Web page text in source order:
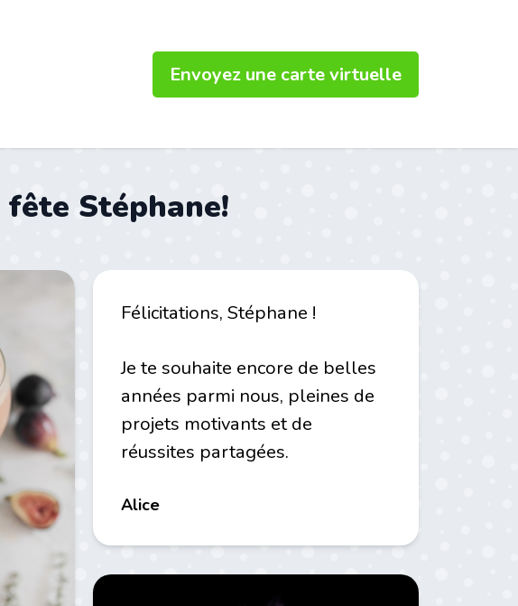
Envoyez une carte virtuelle
fête Stéphane!
Félicitations, Stéphane !
Je te souhaite encore de belles
années parmi nous, pleines de
projets motivants et de
réussites partagées.
Alice